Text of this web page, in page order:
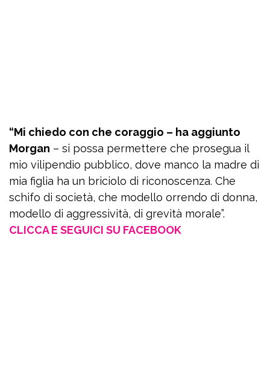
“Mi chiedo con che coraggio – ha aggiunto
Morgan – si possa permettere che prosegua il
mio vilipendio pubblico, dove manco la madre di
mia figlia ha un briciolo di riconoscenza. Che
schifo di società, che modello orrendo di donna,
modello di aggressività, di grevità morale”.
CLICCA E SEGUICI SU FACEBOOK